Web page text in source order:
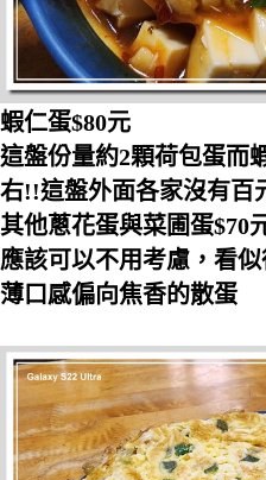
蝦仁蛋$80元
這盤份量約2顆荷包蛋而
右!!這盤外面各家沒有百
其他蔥花蛋與菜圃蛋$70
應該可以不用考慮，看
薄口感偏向焦香的散蛋